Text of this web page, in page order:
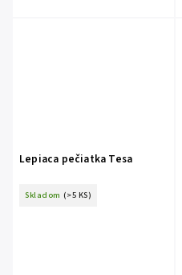
Lepiaca pečiatka Tesa
Skladom (>5 KS)